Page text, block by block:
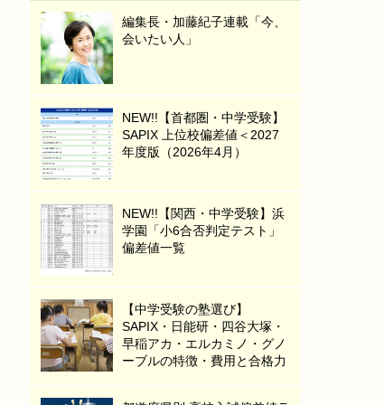
編集長・加藤紀子連載「今、
会いたい人」
NEW!!【首都圏・中学受験】
SAPIX 上位校偏差値＜2027
年度版（2026年4月）
NEW!!【関西・中学受験】浜
学園「小6合否判定テスト」
偏差値一覧
【中学受験の塾選び】
SAPIX・日能研・四谷大塚・
早稲アカ・エルカミノ・グノ
ーブルの特徴・費用と合格力